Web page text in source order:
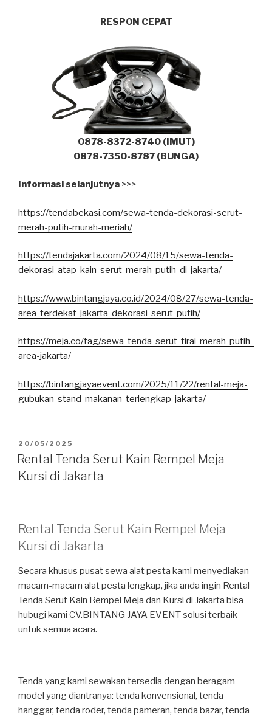
RESPON CEPAT
0878-8372-8740 (IMUT)
0878-7350-8787 (BUNGA)
Informasi selanjutnya >>>
https://tendabekasi.com/sewa-tenda-dekorasi-serut-
merah-putih-murah-meriah/
https://tendajakarta.com/2024/08/15/sewa-tenda-
dekorasi-atap-kain-serut-merah-putih-di-jakarta/
https://www.bintangjaya.co.id/2024/08/27/sewa-tenda-
area-terdekat-jakarta-dekorasi-serut-putih/
https://meja.co/tag/sewa-tenda-serut-tirai-merah-putih-
area-jakarta/
https://bintangjayaevent.com/2025/11/22/rental-meja-
gubukan-stand-makanan-terlengkap-jakarta/
DIPOSKAN
PADA
20/05/2025
Rental Tenda Serut Kain Rempel Meja
Kursi di Jakarta
Rental Tenda Serut Kain Rempel Meja
Kursi di Jakarta
Secara khusus pusat sewa alat pesta kami menyediakan
macam-macam alat pesta lengkap, jika anda ingin Rental
Tenda Serut Kain Rempel Meja dan Kursi di Jakarta bisa
hubugi kami CV.BINTANG JAYA EVENT solusi terbaik
untuk semua acara.
Tenda yang kami sewakan tersedia dengan beragam
model yang diantranya: tenda konvensional, tenda
hanggar, tenda roder, tenda pameran, tenda bazar, tenda